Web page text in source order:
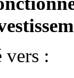
vers :